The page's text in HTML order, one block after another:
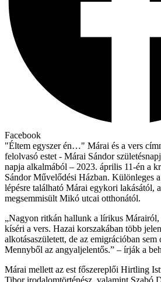
Facebook
"Éltem egyszer én…" Márai és a vers
felolvasó estet - Márai Sándor
napja alkalmából – 2023. április 11-én a
Sándor Művelődési Házban. Különleges
lépésre található Márai egykori lakásától,
megsemmisült Mikó utcai otthonától.
„Nagyon ritkán hallunk a lírikus
kíséri a vers. Hazai korszakában több
alkotásaszületett, de az emigrációban sem
Mennyből az angyaljelentős.” – írják a
Márai mellett az est főszereplői Hirtling
Tibor irodalomtörténész, valamint Szabó